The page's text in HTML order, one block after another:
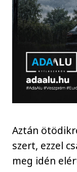
Aztán
szert, ezzel
meg idén